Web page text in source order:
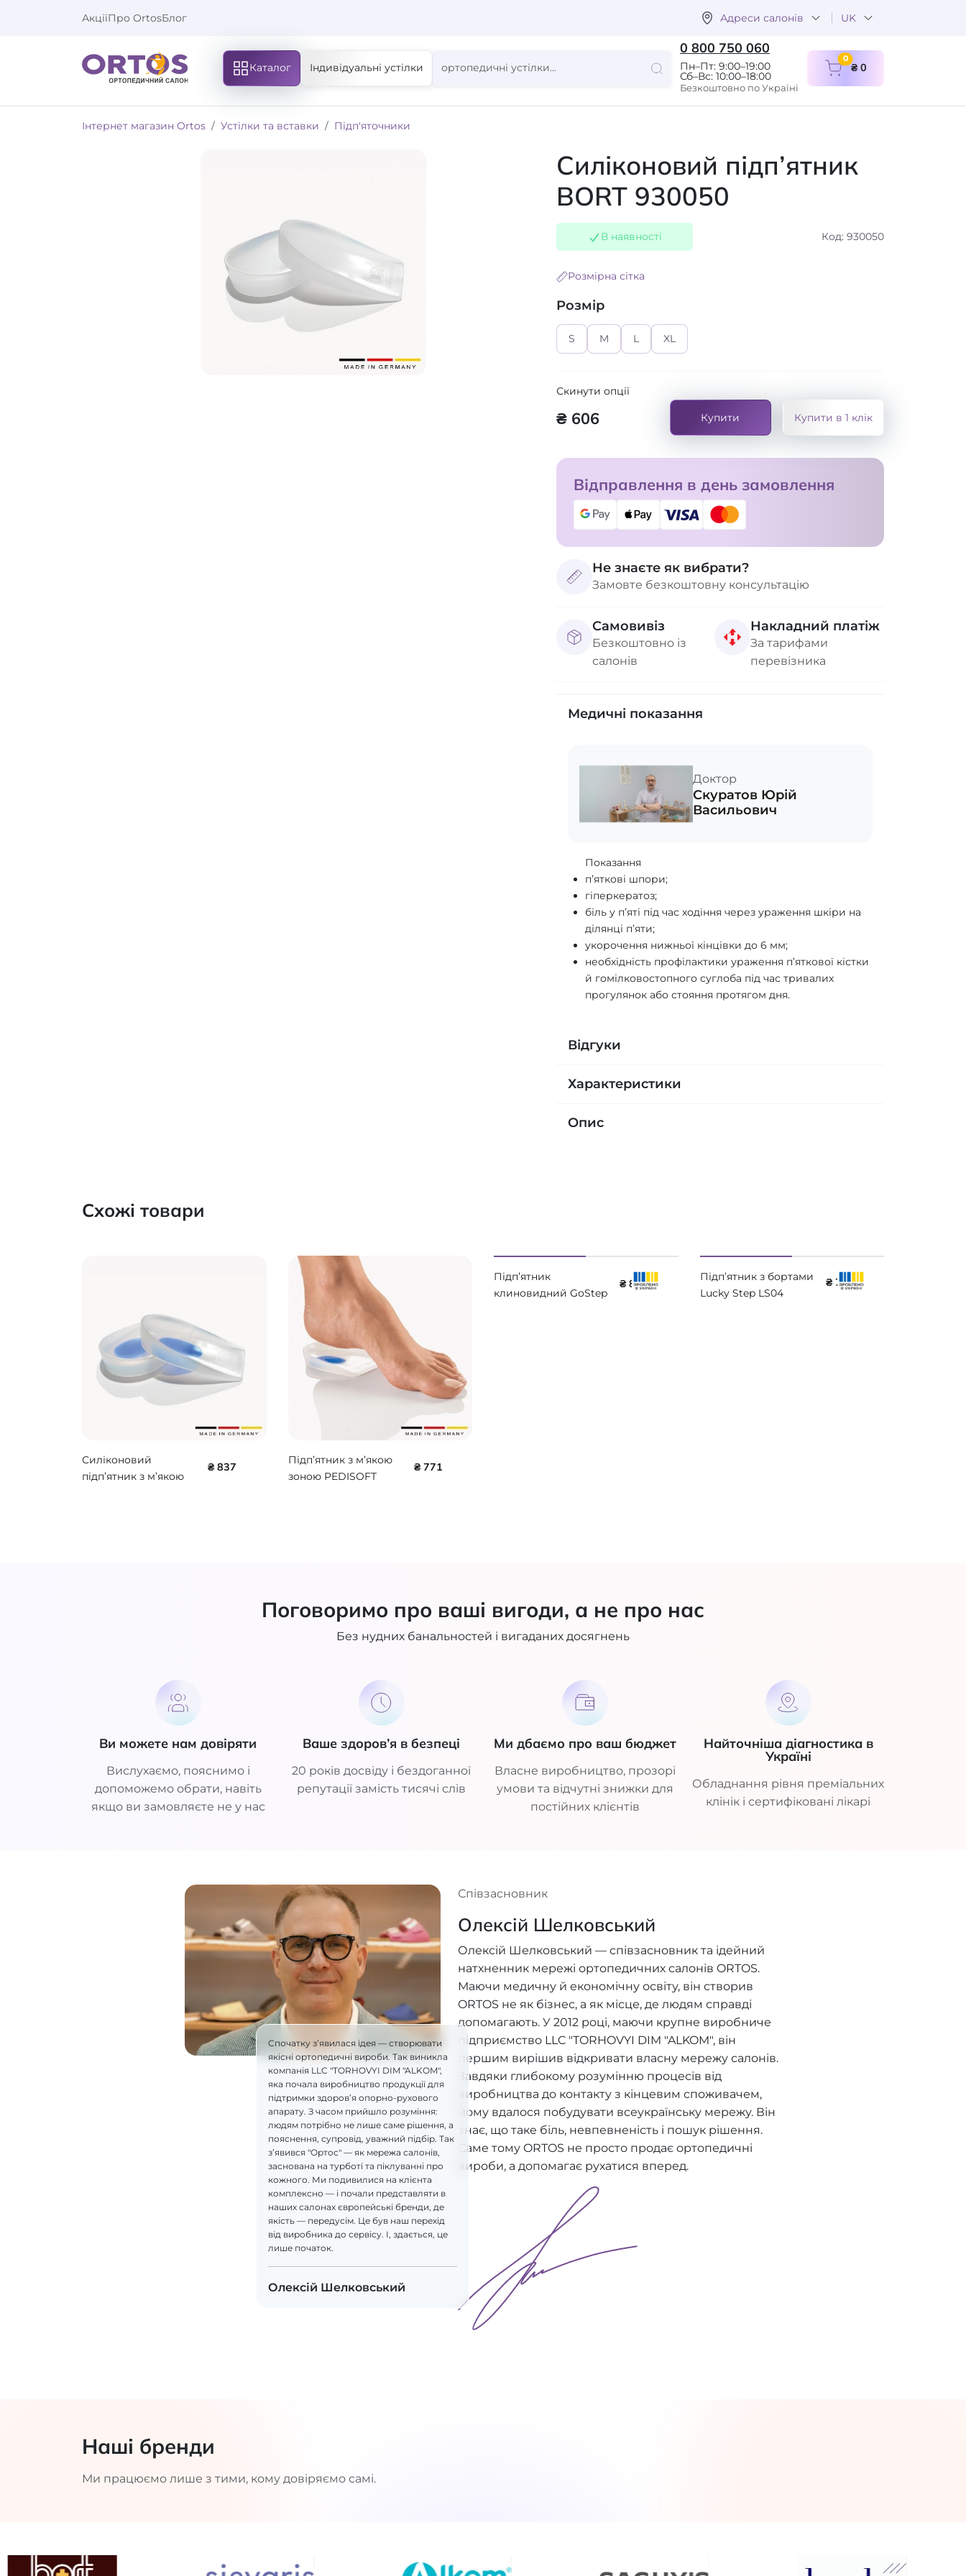
АкціїПро OrtosБлог Адреси салонів UK
Каталог Індивідуальні устілки
0 800 750 060
Пн–Пт: 9:00–19:00
Сб–Вс: 10:00–18:00
Безкоштовно по Україні
0items in cart
₴ 0
Інтернет магазин Ortos Устілки та вставки Підп'яточники
Силіконовий підп’ятник
BORT 930050
В наявності Код: 930050
Розмірна сітка
Розмір
S M L XL
Скинути опції
₴ 606 Купити Купити в 1 клік
Відправлення в день замовлення
Не знаєте як вибрати?
Замовте безкоштовну консультацію
Самовивіз
Безкоштовно із
салонів
Накладний платіж
За тарифами
перевізника
Медичні показання
Доктор
Скуратов Юрій
Васильович
Показання
п’яткові шпори;
гіперкератоз;
біль у п’яті під час ходіння через ураження шкіри на
ділянці п’яти;
укорочення нижньої кінцівки до 6 мм;
необхідність профілактики ураження п’яткової кістки
й гомілковостопного суглоба під час тривалих
прогулянок або стояння протягом дня.
Відгуки
Характеристики
Опис
Схожі товари
Силіконовий
підп’ятник з м’якою
₴ 837
Підп’ятник з м’якою
зоною PEDISOFT
₴ 771
Підп’ятник
клиновидний GoStep
₴ 801
Підп’ятник з бортами
Lucky Step LS04
₴ 761
Поговоримо про ваші вигоди, а не про нас
Без нудних банальностей і вигаданих досягнень
Ви можете нам довіряти
Вислухаємо, пояснимо і
допоможемо обрати, навіть
якщо ви замовляєте не у нас
Ваше здоров’я в безпеці
20 років досвіду і бездоганної
репутації замість тисячі слів
Ми дбаємо про ваш бюджет
Власне виробництво, прозорі
умови та відчутні знижки для
постійних клієнтів
Найточніша діагностика в
Україні
Обладнання рівня преміальних
клінік і сертифіковані лікарі
Спочатку з’явилася ідея — створювати
якісні ортопедичні вироби. Так виникла
компанія LLC "TORHOVYI DIM "ALKOM",
яка почала виробництво продукції для
підтримки здоров’я опорно-рухового
апарату. З часом прийшло розуміння:
людям потрібно не лише саме рішення, а
пояснення, супровід, уважний підбір. Так
з’явився "Ортос" — як мережа салонів,
заснована на турботі та піклуванні про
кожного. Ми подивилися на клієнта
комплексно — і почали представляти в
наших салонах європейські бренди, де
якість — передусім. Це був наш перехід
від виробника до сервісу. І, здається, це
лише початок.
Олексій Шелковський
Співзасновник
Олексій Шелковський
Олексій Шелковський — співзасновник та ідейний
натхненник мережі ортопедичних салонів ORTOS.
Маючи медичну й економічну освіту, він створив
ORTOS не як бізнес, а як місце, де людям справді
допомагають. У 2012 році, маючи крупне виробниче
підприємство LLC "TORHOVYI DIM "ALKOM", він
першим вирішив відкривати власну мережу салонів.
Завдяки глибокому розумінню процесів від
виробництва до контакту з кінцевим споживачем,
йому вдалося побудувати всеукраїнську мережу. Він
знає, що таке біль, невпевненість і пошук рішення.
Саме тому ORTOS не просто продає ортопедичні
вироби, а допомагає рухатися вперед.
Наші бренди
Ми працюємо лише з тими, кому довіряємо самі.